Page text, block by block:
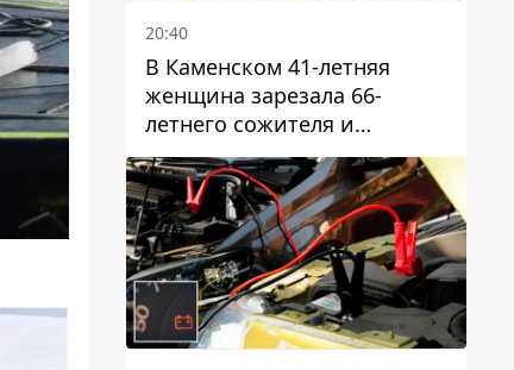
20:40
В Каменском 41-летняя
женщина зарезала 66-
летнего сожителя и
пыталась обмануть
полицейских